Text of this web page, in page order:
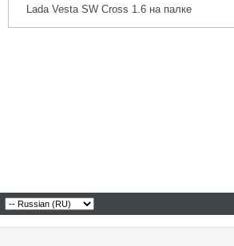
Lada Vesta SW Cross 1.6 на палке